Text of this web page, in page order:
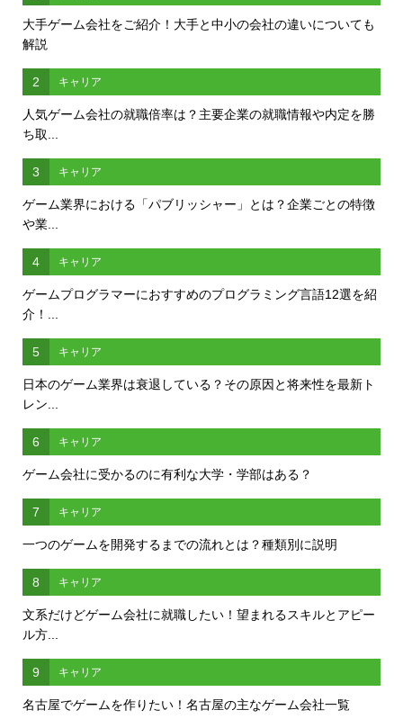
大手ゲーム会社をご紹介！大手と中小の会社の違いについても
解説
2 キャリア
人気ゲーム会社の就職倍率は？主要企業の就職情報や内定を勝
ち取...
3 キャリア
ゲーム業界における「パブリッシャー」とは？企業ごとの特徴
や業...
4 キャリア
ゲームプログラマーにおすすめのプログラミング言語12選を紹
介！...
5 キャリア
日本のゲーム業界は衰退している？その原因と将来性を最新ト
レン...
6 キャリア
ゲーム会社に受かるのに有利な大学・学部はある？
7 キャリア
一つのゲームを開発するまでの流れとは？種類別に説明
8 キャリア
文系だけどゲーム会社に就職したい！望まれるスキルとアピー
ル方...
9 キャリア
名古屋でゲームを作りたい！名古屋の主なゲーム会社一覧